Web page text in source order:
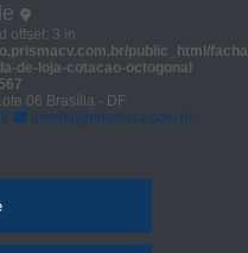
offset: 3 in
public_html/
de-loja-cotacao-octogonal
06 Brasília - DF
prisma@prismacv.com.br